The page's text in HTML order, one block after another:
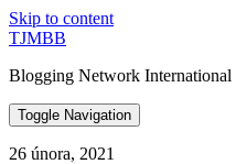
Skip to content
TJMBB
Blogging Network International
Toggle Navigation
26 února, 2021